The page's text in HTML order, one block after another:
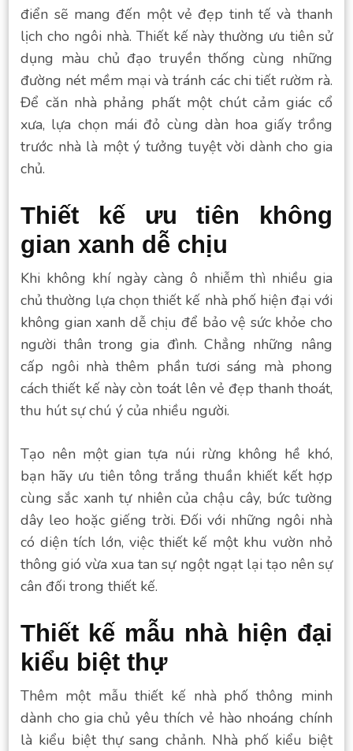
điển sẽ mang đến một vẻ đẹp tinh tế và thanh
lịch cho ngôi nhà. Thiết kế này thường ưu tiên sử
dụng màu chủ đạo truyền thống cùng những
đường nét mềm mại và tránh các chi tiết rườm rà.
Để căn nhà phảng phất một chút cảm giác cổ
xưa, lựa chọn mái đỏ cùng dàn hoa giấy trồng
trước nhà là một ý tưởng tuyệt vời dành cho gia
chủ.
Thiết kế ưu tiên không
gian xanh dễ chịu
Khi không khí ngày càng ô nhiễm thì nhiều gia
chủ thường lựa chọn thiết kế nhà phố hiện đại với
không gian xanh dễ chịu để bảo vệ sức khỏe cho
người thân trong gia đình. Chẳng những nâng
cấp ngôi nhà thêm phần tươi sáng mà phong
cách thiết kế này còn toát lên vẻ đẹp thanh thoát,
thu hút sự chú ý của nhiều người.
Tạo nên một gian tựa núi rừng không hề khó,
bạn hãy ưu tiên tông trắng thuần khiết kết hợp
cùng sắc xanh tự nhiên của chậu cây, bức tường
dây leo hoặc giếng trời. Đối với những ngôi nhà
có diện tích lớn, việc thiết kế một khu vườn nhỏ
thông gió vừa xua tan sự ngột ngạt lại tạo nên sự
cân đối trong thiết kế.
Thiết kế mẫu nhà hiện đại
kiểu biệt thự
Thêm một mẫu thiết kế nhà phố thông minh
dành cho gia chủ yêu thích vẻ hào nhoáng chính
là kiểu biệt thự sang chảnh. Nhà phố kiểu biệt